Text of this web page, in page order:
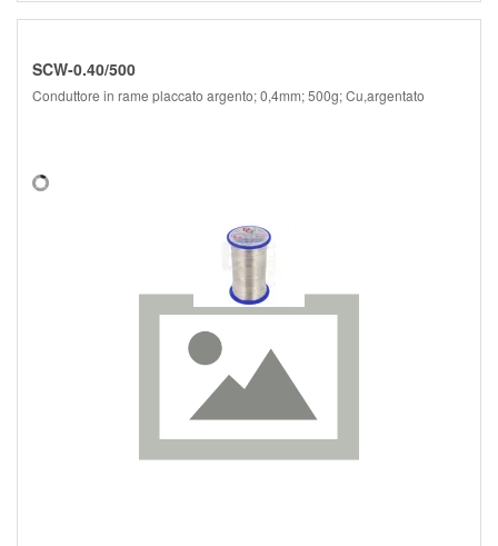
SCW-0.40/500
Conduttore in rame placcato argento; 0,4mm; 500g; Cu,argentato